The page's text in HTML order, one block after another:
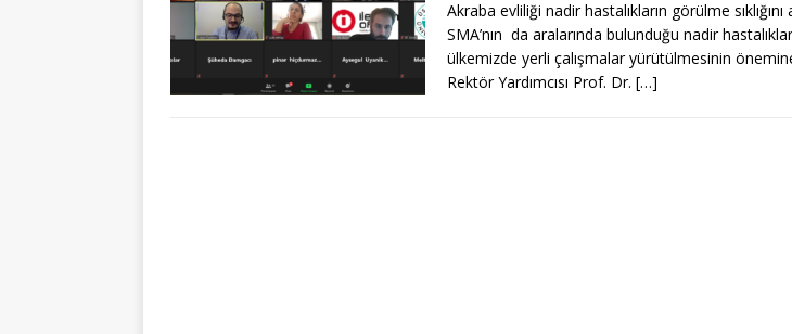
Akraba evliliği nadir hastalıkların görülme sıklığını
SMA’nın da aralarında bulunduğu nadir
ülkemizde yerli çalışmalar yürütülmesinin
Rektör Yardımcısı Prof. Dr. […]